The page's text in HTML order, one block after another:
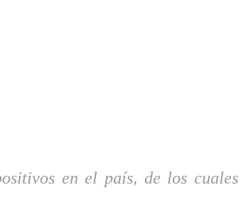
en el país, de los cuales